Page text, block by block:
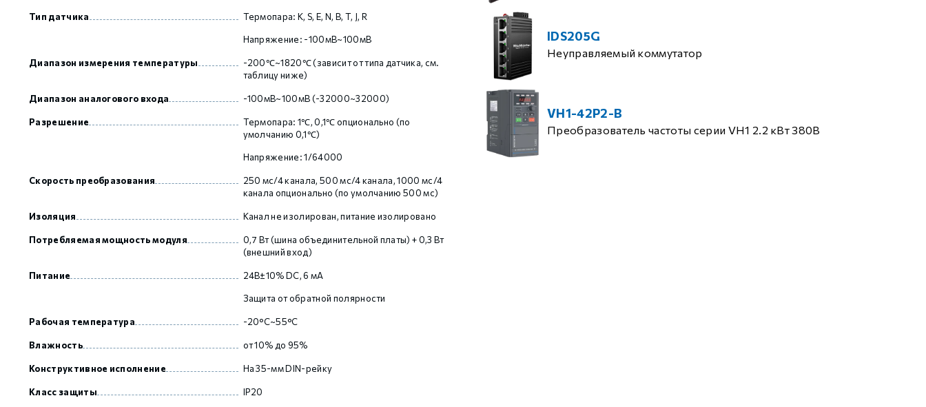
Тип датчика Термопара: K, S, E, N, B, T, J, R
Напряжение: -100мВ~100мВ
Диапазон измерения температуры
-200℃~1820℃ (зависит от типа датчика, см.
таблицу ниже)
Диапазон аналогового входа -100мВ~100мВ (-32000~32000)
Разрешение
Термопара: 1℃, 0,1℃ опционально (по
умолчанию 0,1℃)
Напряжение: 1/64000
Скорость преобразования
250 мс/4 канала, 500 мс/4 канала, 1000 мс/4
канала опционально (по умолчанию 500 мс)
Изоляция Канал не изолирован, питание изолировано
Потребляемая мощность модуля
0,7 Вт (шина объединительной платы) + 0,3 Вт
(внешний вход)
Питание 24В±10% DC, 6 мА
Защита от обратной полярности
Рабочая температура -20°C~55°C
Влажность от 10% до 95%
Конструктивное исполнение На 35-мм DIN-рейку
Класс защиты IP20
IDS205G
Неуправляемый коммутатор
VH1-42P2-B
Преобразователь частоты серии VH1 2.2 кВт 380В